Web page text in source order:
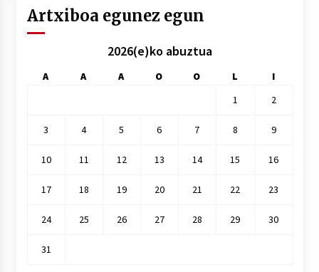
Artxiboa egunez egun
2026(e)ko abuztua
A A A O O L
I
1
2
3 4 5 6 7 8 9
10 11 12 13 14 15 16
17 18 19 20 21 22 23
24 25 26 27 28 29 30
31